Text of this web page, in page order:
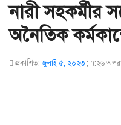
নারী সহকর্মীর
অনৈতিক
প্রকাশিত:জুলাই ৫, ২০২৩ ; ৭:২৬